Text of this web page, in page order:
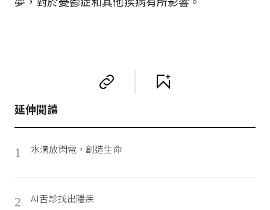
延伸閱讀
1 水滴放閃電，創造生命
2 AI舌診找出隱疾